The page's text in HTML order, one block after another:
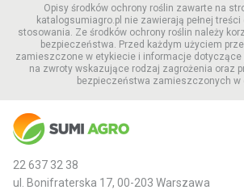
Opisy środków ochrony roślin zawarte na
katalogsumiagro.pl nie zawierają pełnej
stosowania. Ze środków ochrony roślin należy
bezpieczeństwa. Przed każdym użyciem
zamieszczone w etykiecie i informacje dotyczące
na zwroty wskazujące rodzaj zagrożenia oraz
bezpieczeństwa zamieszczonych w
22 637 32 38
ul. Bonifraterska 17, 00-203 Warszawa